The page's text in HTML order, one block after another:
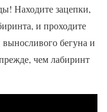
Находите зацепки,
и проходите
бегуна и
чем лабиринт